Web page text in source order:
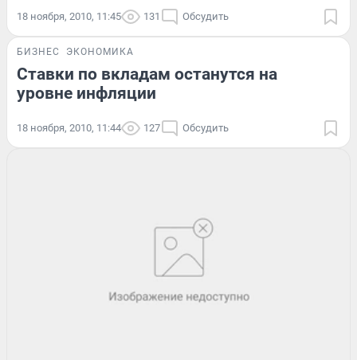
18 ноября, 2010, 11:45 131 Обсудить
БИЗНЕС ЭКОНОМИКА
Ставки по вкладам останутся на
уровне инфляции
18 ноября, 2010, 11:44 127 Обсудить